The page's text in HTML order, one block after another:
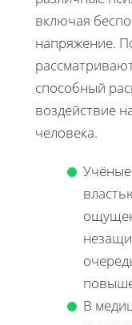
включая
напряжение.
способный
воздействие
человека.
В